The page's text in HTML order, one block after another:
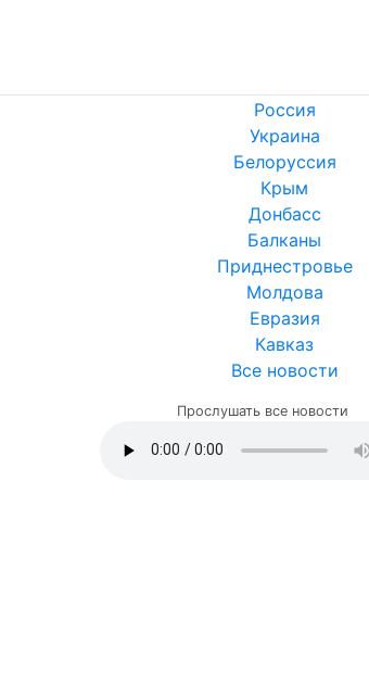
Россия
Украина
Белоруссия
Крым
Донбасс
Балканы
Приднестровье
Молдова
Евразия
Кавказ
Все новости
Прослушать все новости